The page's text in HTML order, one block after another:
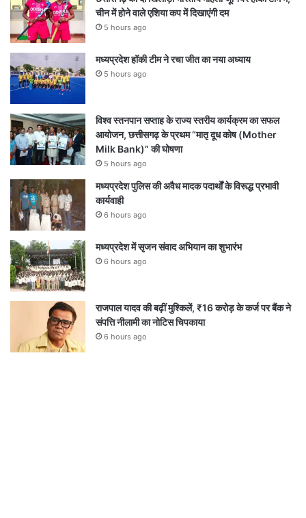
चीन में होने वाले एशिया कप में दिखाएंगी दम
5 hours ago
मध्यप्रदेश हॉकी टीम ने रचा जीत का नया अध्याय
5 hours ago
विश्व स्तनपान सप्ताह के राज्य स्तरीय कार्यक्रम का सफल
आयोजन, छत्तीसगढ़ के प्रथम “मातृ दूध कोष (Mother
Milk Bank)” की घोषणा
5 hours ago
मध्यप्रदेश पुलिस की अवैध मादक पदार्थों के विरूद्ध प्रभावी
कार्यवाही
6 hours ago
मध्यप्रदेश में सृजन संवाद अभियान का शुभारंभ
6 hours ago
राजपाल यादव की बढ़ीं मुश्किलें, ₹16 करोड़ के कर्ज पर बैंक ने
संपत्ति नीलामी का नोटिस चिपकाया
6 hours ago